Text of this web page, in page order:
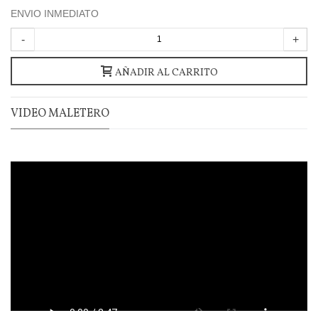
ENVIO INMEDIATO
- +
AÑADIR AL CARRITO
VIDEO MALETERO